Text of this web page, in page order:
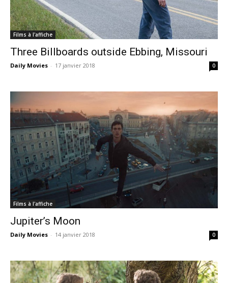
Films à l'affiche
Three Billboards outside Ebbing, Missouri
Daily Movies - 17 janvier 2018 0
Films à l'affiche
Jupiter’s Moon
Daily Movies - 14 janvier 2018 0